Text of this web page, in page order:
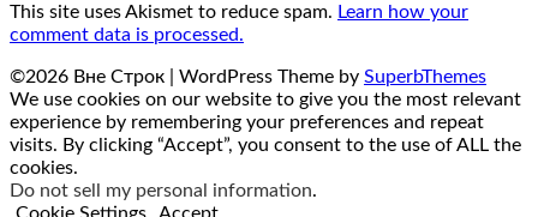
This site uses Akismet to reduce spam. Learn how your
comment data is processed.
©2026 Вне Строк | WordPress Theme by SuperbThemes
We use cookies on our website to give you the most relevant
experience by remembering your preferences and repeat
visits. By clicking “Accept”, you consent to the use of ALL the
cookies.
Do not sell my personal information.